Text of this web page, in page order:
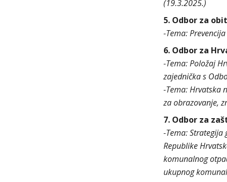
(19.3.2025.)
5. Odbor za
-Tema:
6. Odbor za
-Tema: Položaj
zajednička s
-Tema: Hrvatska
za obrazovanje,
7. Odbor za
-Tema:
Republike
komunalnog
ukupnog